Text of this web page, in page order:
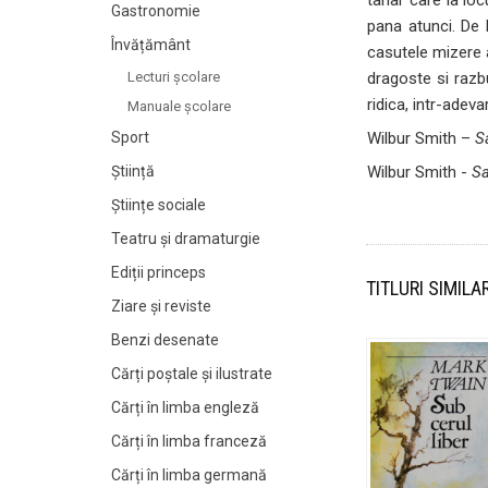
pana atunci. De
casutele mizere
dragoste si
ridica, intr-
Wilbur Smith –
Wilbur Smith -
TITLURI
Gastronomie
Învățământ
Lecturi şcolare
Manuale şcolare
Sport
Știință
Științe sociale
Teatru și dramaturgie
Ediții princeps
Ziare şi reviste
Benzi desenate
Cărți poștale și ilustrate
Cărți în limba engleză
Cărți în limba franceză
Cărți în limba germană